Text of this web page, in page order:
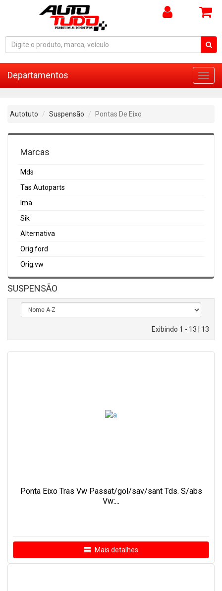
Departamentos
Autotuto Suspensão Pontas De Eixo
Marcas
Mds
Tas Autoparts
Ima
Sik
Alternativa
Orig.ford
Orig.vw
SUSPENSÃO
Exibindo 1 - 13 | 13
Ponta Eixo Tras Vw Passat/gol/sav/sant Tds. S/abs
Vw:...
Mais detalhes